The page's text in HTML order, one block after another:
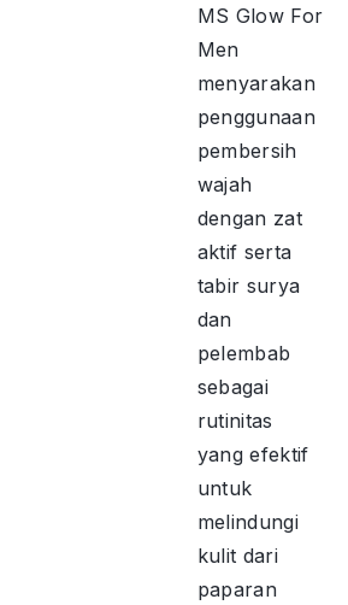
MS Glow For
Men
menyarakan
penggunaan
pembersih
wajah
dengan zat
aktif serta
tabir surya
dan
pelembab
sebagai
rutinitas
yang efektif
untuk
melindungi
kulit dari
paparan